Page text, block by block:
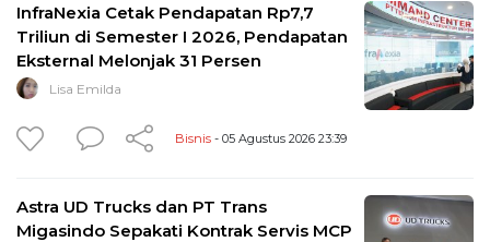
InfraNexia Cetak Pendapatan Rp7,7
Triliun di Semester I 2026, Pendapatan
Eksternal Melonjak 31 Persen
Lisa Emilda
Bisnis - 05 Agustus 2026 23:39
Astra UD Trucks dan PT Trans
Migasindo Sepakati Kontrak Servis MCP